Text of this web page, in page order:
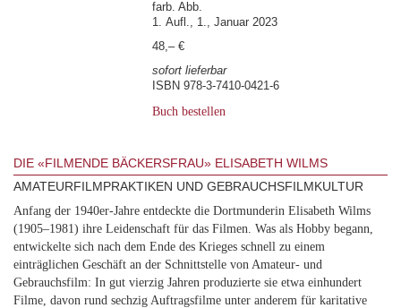
farb. Abb.
1. Aufl., 1., Januar 2023
48,– €
sofort lieferbar
ISBN 978-3-7410-0421-6
Buch bestellen
DIE «FILMENDE BÄCKERSFRAU» ELISABETH WILMS
AMATEURFILMPRAKTIKEN UND GEBRAUCHSFILMKULTUR
Anfang der 1940er-Jahre entdeckte die Dortmunderin Elisabeth Wilms
(1905–1981) ihre Leidenschaft für das Filmen. Was als Hobby begann,
entwickelte sich nach dem Ende des Krieges schnell zu einem
einträglichen Geschäft an der Schnittstelle von Amateur- und
Gebrauchsfilm: In gut vierzig Jahren produzierte sie etwa einhundert
Filme, davon rund sechzig Auftragsfilme unter anderem für karitative